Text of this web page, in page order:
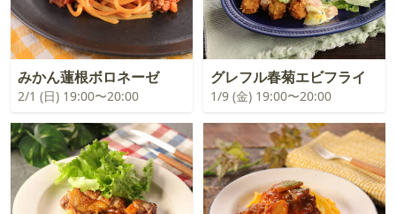
みかん蓮根ボロネーゼ
2/1 (日) 19:00〜20:00
グレフル春菊エビフライ
1/9 (金) 19:00〜20:00